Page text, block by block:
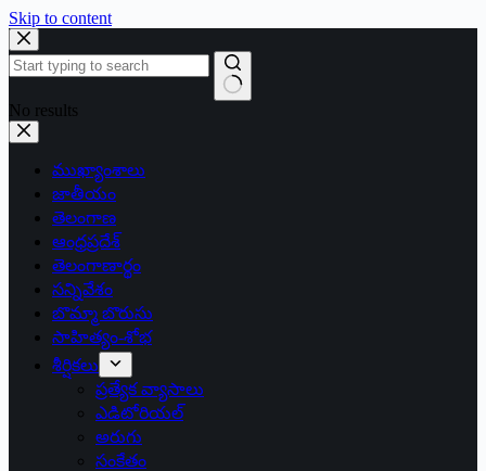
Skip to content
No results
ముఖ్యాంశాలు
జాతీయం
తెలంగాణ
ఆంధ్రప్రదేశ్
తెలంగాణార్థం
సన్నివేశం
బొమ్మా బొరుసు
సాహిత్యం-శోభ
శీర్షికలు
ప్రత్యేక వ్యాసాలు
ఎడిటోరియల్
అరుగు
సంకేతం